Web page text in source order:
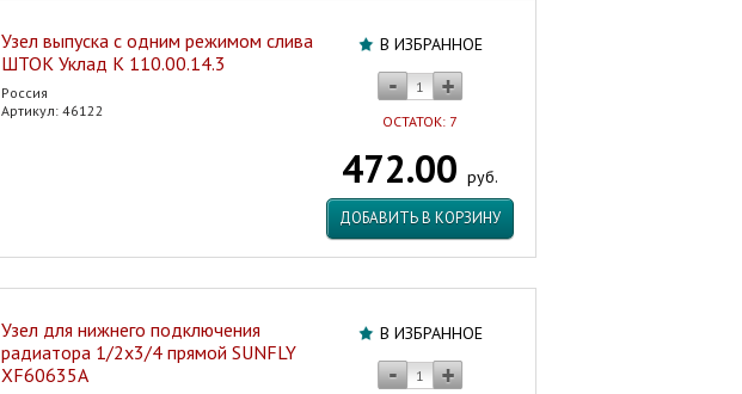
В ИЗБРАННОЕ
ОСТАТОК: 7
472.00 руб.
ДОБАВИТЬ В КОРЗИНУ
Узел выпуска с одним режимом слива
ШТОК Уклад К 110.00.14.3
Россия
Артикул: 46122
В ИЗБРАННОЕ
Узел для нижнего подключения
радиатора 1/2x3/4 прямой SUNFLY
XF60635A